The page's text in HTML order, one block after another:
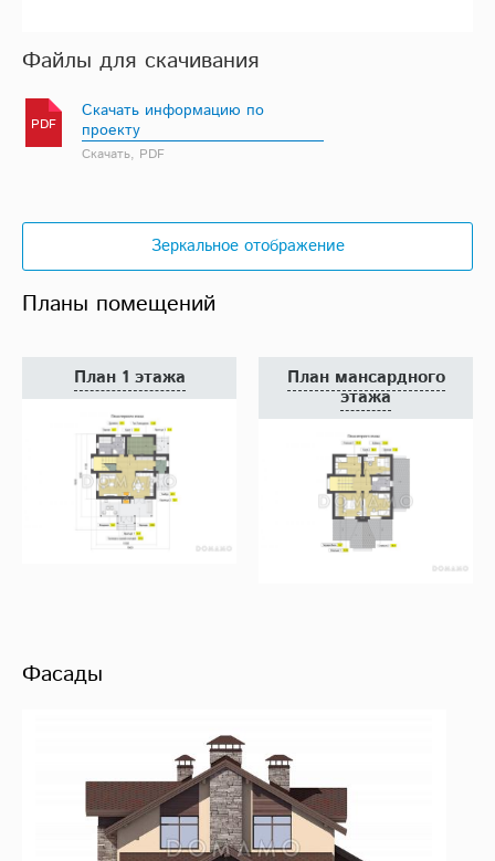
Файлы для скачивания
PDF
Скачать информацию по
проекту
Скачать, PDF
Планы помещений
Зеркальное отображение
План 1 этажа План мансардного
этажа
Фасады